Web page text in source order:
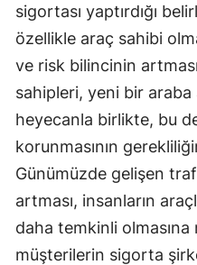
sigortası yaptırdığı
özellikle araç sahibi
ve risk bilincinin
sahipleri, yeni bir araba
heyecanla birlikte, bu
korunmasının
Günümüzde gelişen
artması, insanların
daha temkinli
müşterilerin sigorta